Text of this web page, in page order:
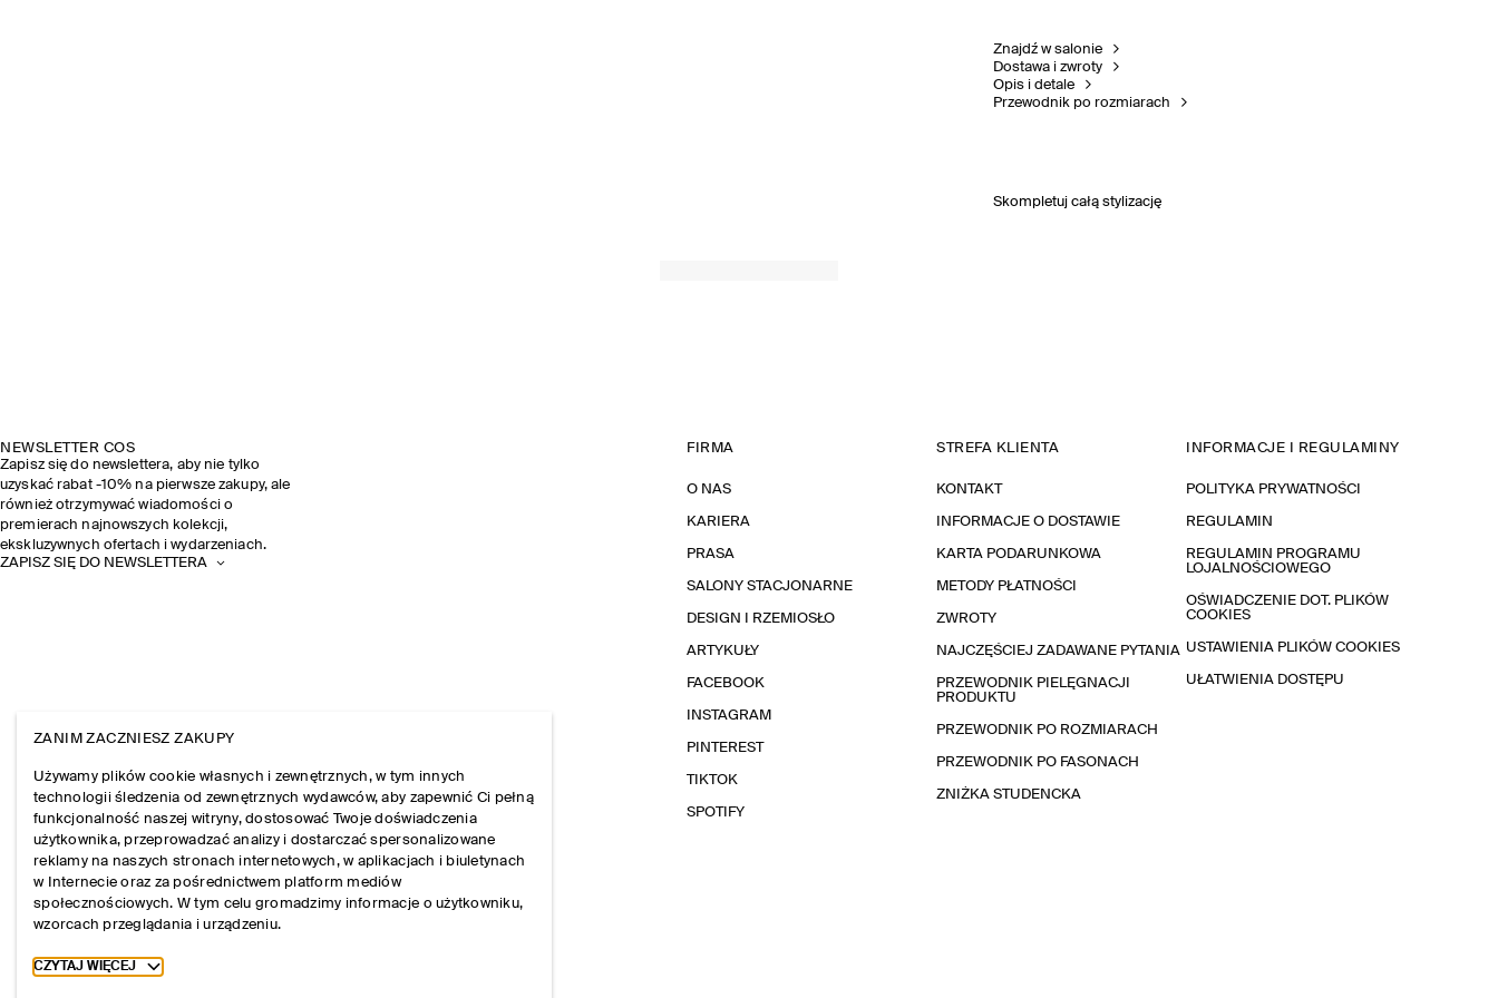
Znajdź w salonie
Dostawa i zwroty
Opis i detale
Przewodnik po rozmiarach
Skompletuj całą stylizację
NEWSLETTER COS
Zapisz się do newslettera, aby nie tylko
uzyskać rabat -10% na pierwsze zakupy, ale
również otrzymywać wiadomości o
premierach najnowszych kolekcji,
ekskluzywnych ofertach i wydarzeniach.
ZAPISZ SIĘ DO NEWSLETTERA
FIRMA
O NAS
KARIERA
PRASA
SALONY STACJONARNE
DESIGN I RZEMIOSŁO
ARTYKUŁY
FACEBOOK
INSTAGRAM
PINTEREST
TIKTOK
SPOTIFY
STREFA KLIENTA
KONTAKT
INFORMACJE O DOSTAWIE
KARTA PODARUNKOWA
METODY PŁATNOŚCI
ZWROTY
NAJCZĘŚCIEJ ZADAWANE PYTANIA
PRZEWODNIK PIELĘGNACJI
PRODUKTU
PRZEWODNIK PO ROZMIARACH
PRZEWODNIK PO FASONACH
ZNIŻKA STUDENCKA
INFORMACJE I REGULAMINY
POLITYKA PRYWATNOŚCI
REGULAMIN
REGULAMIN PROGRAMU
LOJALNOŚCIOWEGO
OŚWIADCZENIE DOT. PLIKÓW
COOKIES
USTAWIENIA PLIKÓW COOKIES
UŁATWIENIA DOSTĘPU
ZANIM ZACZNIESZ ZAKUPY
Używamy plików cookie własnych i zewnętrznych, w tym innych
technologii śledzenia od zewnętrznych wydawców, aby zapewnić Ci pełną
funkcjonalność naszej witryny, dostosować Twoje doświadczenia
użytkownika, przeprowadzać analizy i dostarczać spersonalizowane
reklamy na naszych stronach internetowych, w aplikacjach i biuletynach
w Internecie oraz za pośrednictwem platform mediów
społecznościowych. W tym celu gromadzimy informacje o użytkowniku,
wzorcach przeglądania i urządzeniu.
Toggle more cookie information
CZYTAJ WIĘCEJ